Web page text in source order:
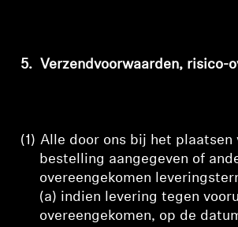
5. Verzendvoorwaarden, risico-
(1) Alle door ons bij het plaatsen
bestelling aangegeven of
overeengekomen
(a) indien levering tegen
overeengekomen, op de